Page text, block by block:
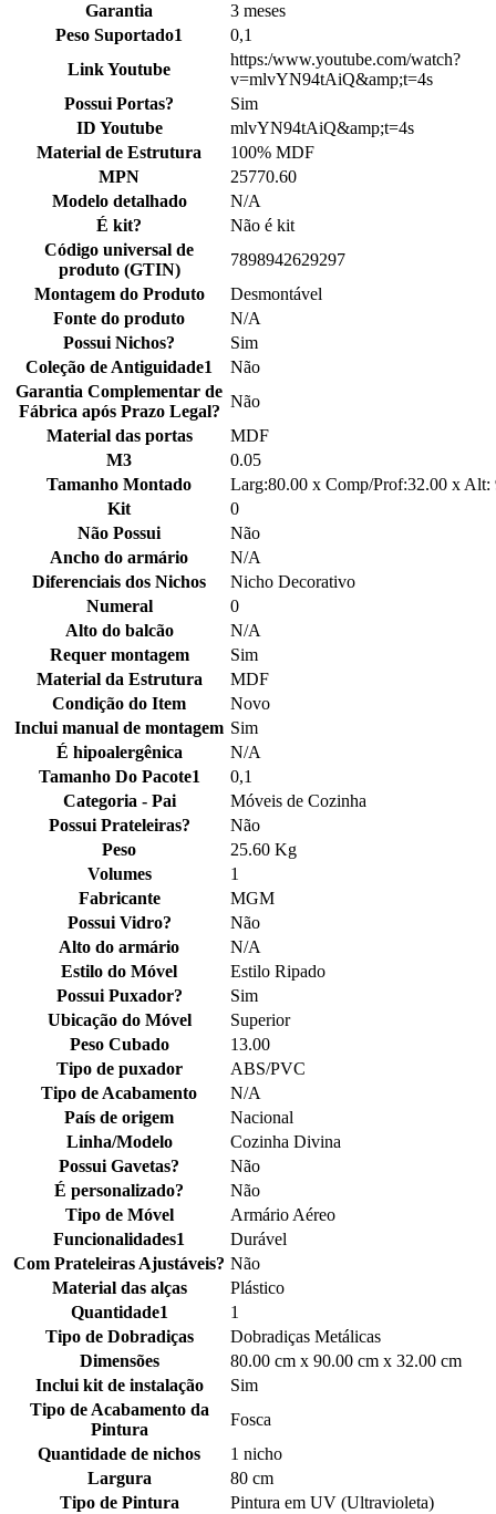
Garantia
3 meses
Peso Suportado1
0,1
Link Youtube
https:/www.youtube.com/watch?
v=mlvYN94tAiQ&amp;t=4s
Possui Portas?
Sim
ID Youtube
mlvYN94tAiQ&amp;t=4s
Material de Estrutura
100% MDF
MPN
25770.60
Modelo detalhado
N/A
É kit?
Não é kit
Código universal de
produto (GTIN)
7898942629297
Montagem do Produto
Desmontável
Fonte do produto
N/A
Possui Nichos?
Sim
Coleção de Antiguidade1
Não
Garantia Complementar de
Fábrica após Prazo Legal?
Não
Material das portas
MDF
M3
0.05
Tamanho Montado
Larg:80.00 x Comp/Prof:32.00 x Alt:
Kit
0
Não Possui
Não
Ancho do armário
N/A
Diferenciais dos Nichos
Nicho Decorativo
Numeral
0
Alto do balcão
N/A
Requer montagem
Sim
Material da Estrutura
MDF
Condição do Item
Novo
Inclui manual de montagem Sim
É hipoalergênica
N/A
Tamanho Do Pacote1
0,1
Categoria - Pai
Móveis de Cozinha
Possui Prateleiras?
Não
Peso
25.60 Kg
Volumes
1
Fabricante
MGM
Possui Vidro?
Não
Alto do armário
N/A
Estilo do Móvel
Estilo Ripado
Possui Puxador?
Sim
Ubicação do Móvel
Superior
Peso Cubado
13.00
Tipo de puxador
ABS/PVC
Tipo de Acabamento
N/A
País de origem
Nacional
Linha/Modelo
Cozinha Divina
Possui Gavetas?
Não
É personalizado?
Não
Tipo de Móvel
Armário Aéreo
Funcionalidades1
Durável
Com Prateleiras Ajustáveis? Não
Material das alças
Plástico
Quantidade1
1
Tipo de Dobradiças
Dobradiças Metálicas
Dimensões
80.00 cm x 90.00 cm x 32.00 cm
Inclui kit de instalação
Sim
Tipo de Acabamento da
Pintura
Fosca
Quantidade de nichos
1 nicho
Largura
80 cm
Tipo de Pintura
Pintura em UV (Ultravioleta)